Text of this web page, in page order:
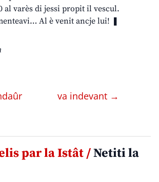
al varès di jessi propit il vescul.
Al è venit ancje lui! ❚
va indevant →
par la Istât /Netiti la